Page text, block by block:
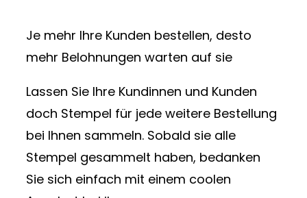
Je mehr Ihre Kunden bestellen, desto
mehr Belohnungen warten auf sie
Lassen Sie Ihre Kundinnen und Kunden
doch Stempel für jede weitere Bestellung
bei Ihnen sammeln. Sobald sie alle
Stempel gesammelt haben, bedanken
Sie sich einfach mit einem coolen